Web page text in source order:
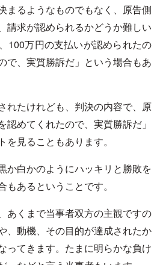
まるようなものでもなく、原告側
請求が認められるかどうか難しい
100万円の支払いが認められたの
で、実質勝訴だ」という場合もあ
れたけれども、判決の内容で、原
認めてくれたので、実質勝訴だ」
を見ることもあります。
か白かのようにハッキリと勝敗を
あるということです。
あくまで当事者双方の主観ですの
、動機、その目的が達成されたか
ってきます。たまに明らかな負け